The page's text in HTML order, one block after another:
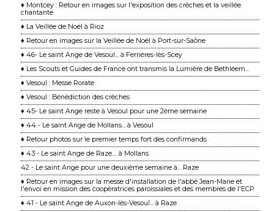
♦ Montcey : Retour en images sur l'exposition des crèches et la veillée
chantante
♦ La Veillée de Noël à Rioz
♦ Retour en images sur la Veillée de Noël à Port-sur-Saône
♦ 46- Le saint Ange de Vesoul... à Ferrières-lès-Scey
♦ Les Scouts et Guides de France ont transmis la Lumière de Bethléem...
♦ Vesoul : Messe Rorate
♦ Vesoul : Bénédiction des crèches
♦ 45- Le saint Ange reste à Vesoul pour une 2ème semaine
♦ 44 - Le saint Ange de Mollans... à Vesoul
♦ Retour photos sur le premier temps fort des confirmands
♦ 43 - Le saint Ange de Raze.... à Mollans
42 - Le saint Ange pour une deuxième semaine à... Raze
♦ Retour en images sur la messe d'installation de l'abbé Jean-Marie et
l'envoi en mission des coopératrices paroissiales et des membres de l'ECP
♦ 41 - Le saint Ange de Auxon-lès-Vesoul... à Raze